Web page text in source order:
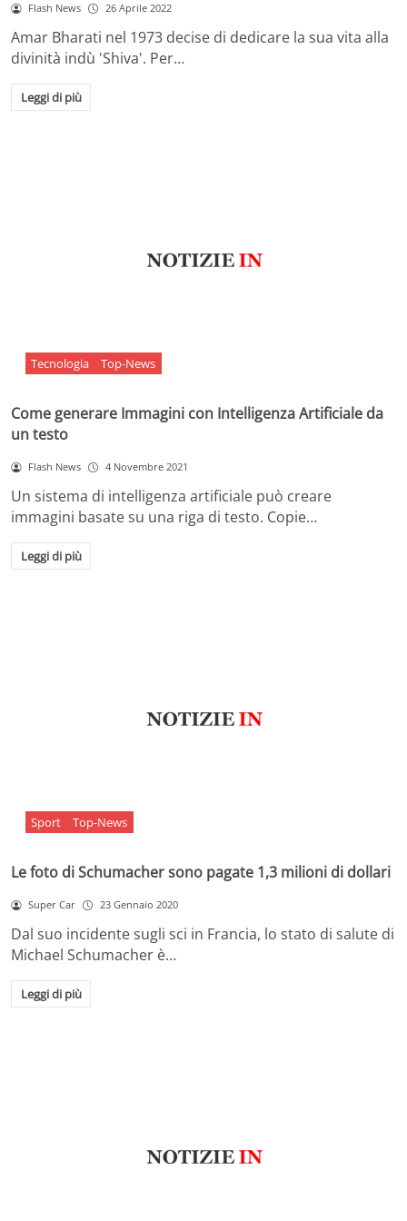
Flash News 26 Aprile 2022
Amar Bharati nel 1973 decise di dedicare la sua vita alla
divinità indù 'Shiva'. Per…
Leggi di più
Tecnologia Top-News
Come generare Immagini con Intelligenza Artificiale da
un testo
Flash News 4 Novembre 2021
Un sistema di intelligenza artificiale può creare
immagini basate su una riga di testo. Copie…
Leggi di più
Sport Top-News
Le foto di Schumacher sono pagate 1,3 milioni di dollari
Super Car 23 Gennaio 2020
Dal suo incidente sugli sci in Francia, lo stato di salute di
Michael Schumacher è…
Leggi di più